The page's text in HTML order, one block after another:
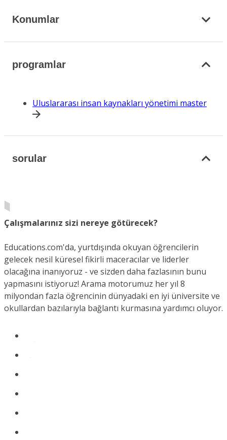
Konumlar
programlar
Uluslararası insan kaynakları yönetimi master
sorular
Çalışmalarınız sizi nereye götürecek?
Educations.com'da, yurtdışında okuyan öğrencilerin
gelecek nesil küresel fikirli maceracılar ve liderler
olacağına inanıyoruz - ve sizden daha fazlasının bunu
yapmasını istiyoruz! Arama motorumuz her yıl 8
milyondan fazla öğrencinin dünyadaki en iyi üniversite ve
okullardan bazılarıyla bağlantı kurmasına yardımcı oluyor.